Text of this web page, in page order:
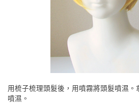
用梳子梳理頭髮後，用噴霧將頭髮噴濕
噴濕。